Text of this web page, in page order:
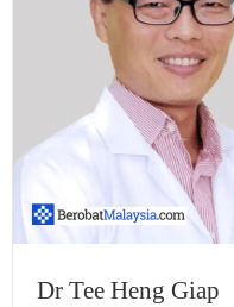
Dr Tee Heng Giap